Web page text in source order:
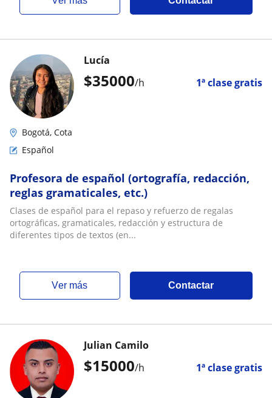
$35000/h 1ª clase gratis
Lucía
Bogotá, Cota
Español
Profesora de español (ortografía, redacción,
reglas gramaticales, etc.)
Clases de español para el repaso y refuerzo de regalas
ortográficas, gramaticales, redacción y estructura de
diferentes tipos de textos (en...
ver más Contactar
$15000/h 1ª clase gratis
Julian Camilo